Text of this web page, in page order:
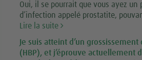
Oui, il se pourrait que vous ayez un
d’infection appelé prostatite,
Lire la suite
Je suis atteint d’un
(HBP), et j’éprouve actuellement